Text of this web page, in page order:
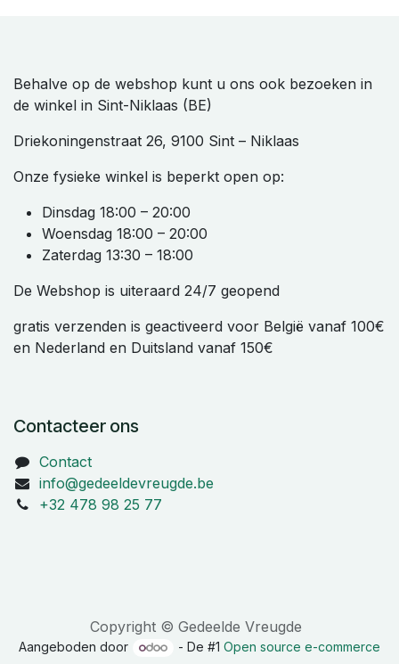
Behalve op de webshop kunt u ons ook bezoeken in
de winkel in Sint-Niklaas (BE)
Driekoningenstraat 26, 9100 Sint – Niklaas
Onze fysieke winkel is beperkt open op:
Dinsdag 18:00 – 20:00
Woensdag 18:00 – 20:00
Zaterdag 13:30 – 18:00
De Webshop is uiteraard 24/7 geopend
gratis verzenden is geactiveerd voor België vanaf 100€
en Nederland en Duitsland vanaf 150€
Contacteer ons
Contact
info@gedeeldevreugde.be
+32 478 98 25 77
Copyright © Gedeelde Vreugde
Aangeboden door - De #1Open source e-commerce